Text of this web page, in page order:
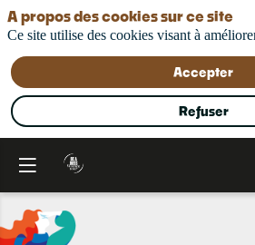
A propos des cookies sur ce site
Ce site utilise des cookies visant à
Accepter
Refuser